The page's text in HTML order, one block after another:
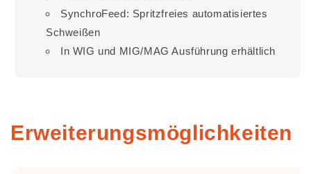
SynchroFeed: Spritzfreies automatisiertes
Schweißen
In WIG und MIG/MAG Ausführung erhältlich
Erweiterungsmöglichkeiten